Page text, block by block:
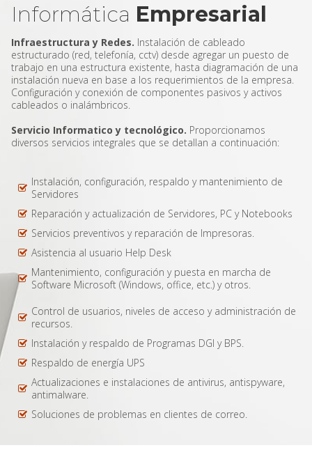
Informática Empresarial
Infraestructura y Redes. Instalación de cableado
estructurado (red, telefonía, cctv) desde agregar un puesto de
trabajo en una estructura existente, hasta diagramación de una
instalación nueva en base a los requerimientos de la empresa.
Configuración y conexión de componentes pasivos y activos
cableados o inalámbricos.
Servicio Informatico y tecnológico. Proporcionamos
diversos servicios integrales que se detallan a continuación:
Instalación, configuración, respaldo y mantenimiento de
Servidores
Reparación y actualización de Servidores, PC y Notebooks
Servicios preventivos y reparación de Impresoras.
Asistencia al usuario Help Desk
Mantenimiento, configuración y puesta en marcha de
Software Microsoft (Windows, office, etc.) y otros.
Control de usuarios, niveles de acceso y administración de
recursos.
Instalación y respaldo de Programas DGI y BPS.
Respaldo de energía UPS
Actualizaciones e instalaciones de antivirus, antispyware,
antimalware.
Soluciones de problemas en clientes de correo.